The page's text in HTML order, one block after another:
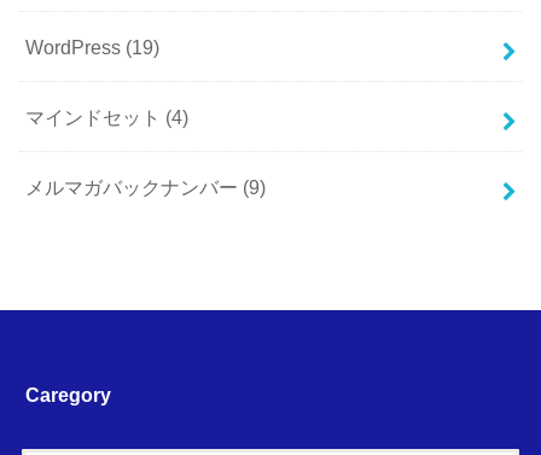
WordPress (19)
マインドセット (4)
メルマガバックナンバー (9)
Caregory